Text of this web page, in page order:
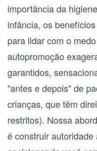
importância da
infância, os
para lidar com o
autopromoção
garantidos,
"antes e depois" de
crianças, que têm
restritos). Nossa
é construir